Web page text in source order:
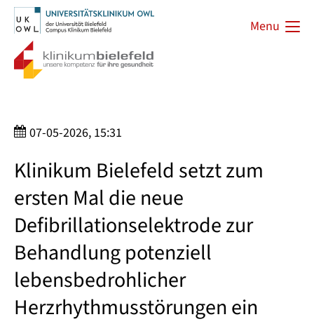
Menu
07-05-2026, 15:31
Klinikum Bielefeld setzt zum
ersten Mal die neue
Defibrillationselektrode zur
Behandlung potenziell
lebensbedrohlicher
Herzrhythmusstörungen ein